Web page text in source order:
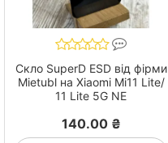
Скло SuperD ESD від фірми
Mietubl на Xiaomi Mi11 Lite/
11 Lite 5G NE
140.00 ₴